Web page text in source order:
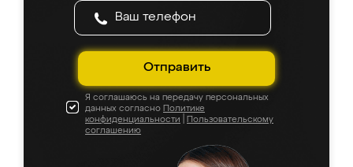
Отправить
Я соглашаюсь на передачу персональных
данных согласно Политике
конфиденциальности
Пользовательскому
соглашению